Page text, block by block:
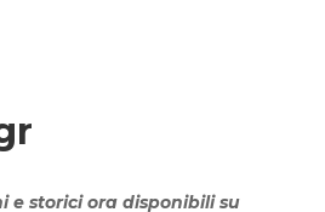
e storici ora disponibili su